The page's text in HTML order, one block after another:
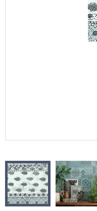
モデルハウス
新築戸建・マンション
#リリカラのある暮らし